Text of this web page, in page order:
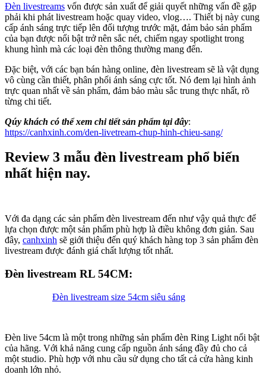
Đèn livestreams vốn được sản xuất để giải quyết những vấn đề gặp
phải khi phát livestream hoặc quay video, vlog…. Thiết bị này cung
cấp ánh sáng trực tiếp lên đối tượng trước mặt, đảm bảo sản phẩm
của bạn được nổi bật trở nên sắc nét, chiếm ngay spotlight trong
khung hình mà các loại đèn thông thường mang đến.
Đặc biệt, với các bạn bán hàng online, đèn livestream sẽ là vật dụng
vô cùng cần thiết, phân phối ánh sáng cực tốt. Nó đem lại hình ảnh
trực quan nhất về sản phẩm, đảm bảo màu sắc trung thực nhất, rõ
từng chi tiết.
Qúy khách có thể xem chi tiết sản phẩm tại đây:
https://canhxinh.com/den-livetream-chup-hinh-chieu-sang/
Review 3 mẫu đèn livestream phổ biến
nhất hiện nay.
Với đa dạng các sản phẩm đèn livestream đến như vậy quả thực để
lựa chọn được một sản phẩm phù hợp là điều không đơn giản. Sau
đây, canhxinh sẽ giới thiệu đến quý khách hàng top 3 sản phẩm đèn
livestream được đánh giá chất lượng tốt nhất.
Đèn livestream RL 54CM:
Đèn livestream size 54cm siêu sáng
Đèn live 54cm là một trong những sản phẩm đèn Ring Light nổi bật
của hãng. Với khả năng cung cấp nguồn ánh sáng đầy đủ cho cả
một studio. Phù hợp với nhu cầu sử dụng cho tất cả cửa hàng kinh
doanh lớn nhỏ.